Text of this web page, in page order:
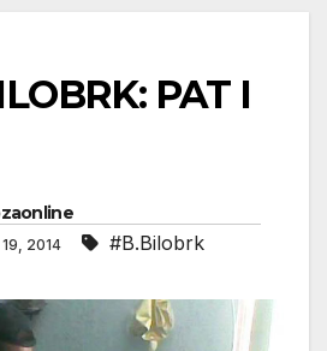
PAT I
2014 #B.Bilobrk